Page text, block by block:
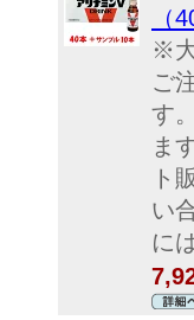
（
※
ご
す
ま
ト
い
に